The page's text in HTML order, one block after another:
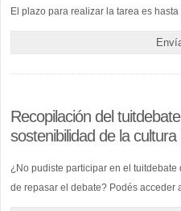
El plazo para realizar la tarea es
Recopilación del
sostenibilidad de la
¿No pudiste participar en el
de repasar el debate? Podés acceder